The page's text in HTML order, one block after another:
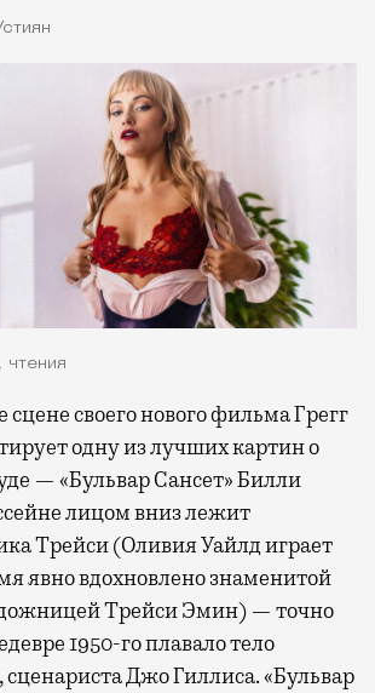
чтения
одну из лучших картин о
— «Бульвар Сансет» Билли
лицом вниз лежит
Трейси (Оливия Уайлд играет
явно вдохновлено знаменитой
Трейси Эмин) — точно
1950-го плавало тело
сценариста Джо Гиллиса. «Бульвар